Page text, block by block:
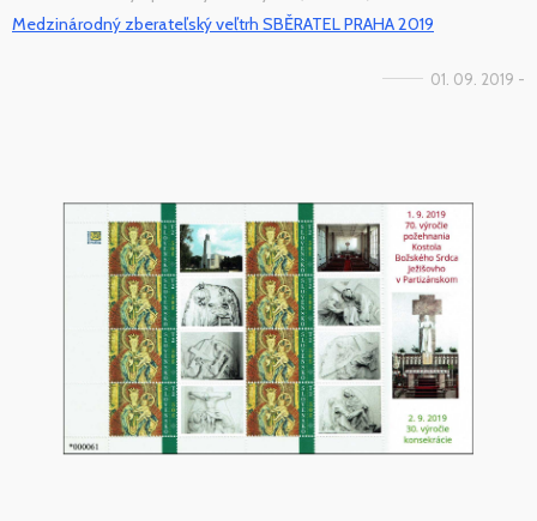
Medzinárodný zberateľský veľtrh SBĚRATEL PRAHA 2019
01. 09. 2019 -